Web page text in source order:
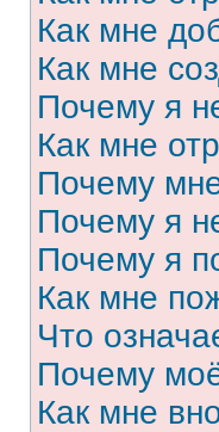
Как мне
Как мне
Почему я
Как мне
Почему
Почему я
Почему я
Как мне
Что
Почему
Как мне